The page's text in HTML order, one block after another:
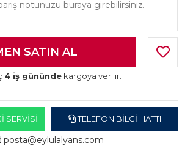
4 iş gününde kargoya verilir.
SERVISI TELEFON BILGI HATTI
posta@eylulalyans.com